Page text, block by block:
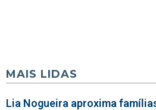
MAIS LIDAS
Lia Nogueira aproxima